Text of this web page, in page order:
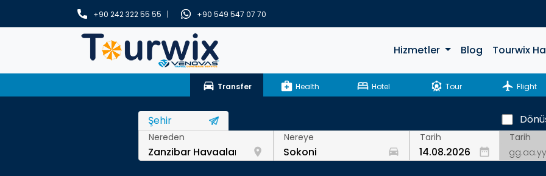
+90 242 322 55 55 | +90 549 547 07 70
Hizmetler Blog Tourwix
drive_eta Transfer medical_services Health bed Hotel attractions Tour flight Flight
Nereden
room
Nereye
drive_eta
Tarih
date_range
Tarih